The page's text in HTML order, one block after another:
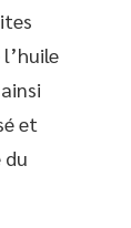
et
du